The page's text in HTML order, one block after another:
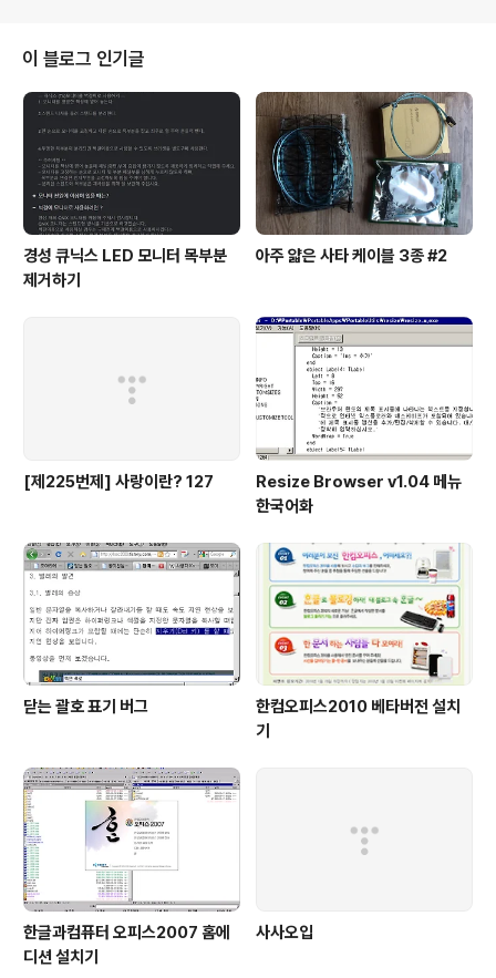
이 블로그 인기글
경성 큐닉스 LED 모니터 목부분
제거하기
아주 얇은 사타 케이블 3종 #2
[제225번제] 사랑이란? 127
Resize Browser v1.04 메뉴
한국어화
닫는 괄호 표기 버그
한컴오피스2010 베타버전 설치
기
한글과컴퓨터 오피스2007 홈에
디션 설치기
사사오입